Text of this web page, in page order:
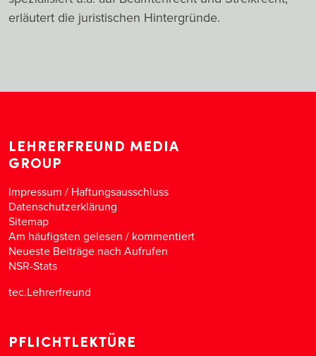
erläutert die juristischen Hintergründe.
LEHRERFREUND MEDIA
GROUP
Impressum / Haftungsausschluss
Datenschutzerklärung
Sitemap
Am häufigsten gelesen / kommentiert
Neueste Beiträge nach Aufrufen
NSR-Stats
tec.Lehrerfreund
PFLICHTLEKTÜRE